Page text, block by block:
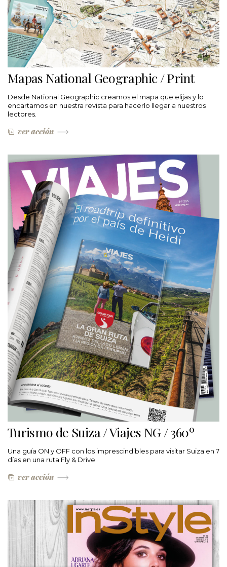
Mapas National Geographic / Print
Desde National Geographic creamos el mapa que elijas y lo
encartamos en nuestra revista para hacerlo llegar a nuestros
lectores.
ver acción
Turismo de Suiza / Viajes NG / 360º
Una guía ON y OFF con los imprescindibles para visitar Suiza en 7
días en una ruta Fly & Drive
ver acción